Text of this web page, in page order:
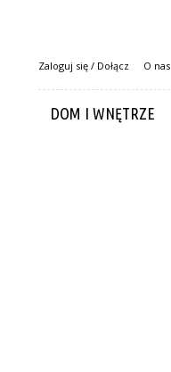
Zaloguj się / Dołącz O nas
DOM I WNĘTRZE